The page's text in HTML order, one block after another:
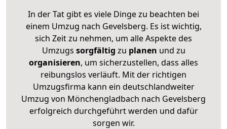
In der Tat gibt es viele Dinge zu beachten bei
einem Umzug nach Gevelsberg. Es ist wichtig,
sich Zeit zu nehmen, um alle Aspekte des
Umzugs sorgfältig zu planen und zu
organisieren, um sicherzustellen, dass alles
reibungslos verläuft. Mit der richtigen
Umzugsfirma kann ein deutschlandweiter
Umzug von Mönchengladbach nach Gevelsberg
erfolgreich durchgeführt werden und dafür
sorgen wir.